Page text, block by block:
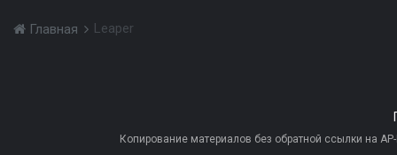
Главная Leaper
Копирование материалов без обратной ссылки на